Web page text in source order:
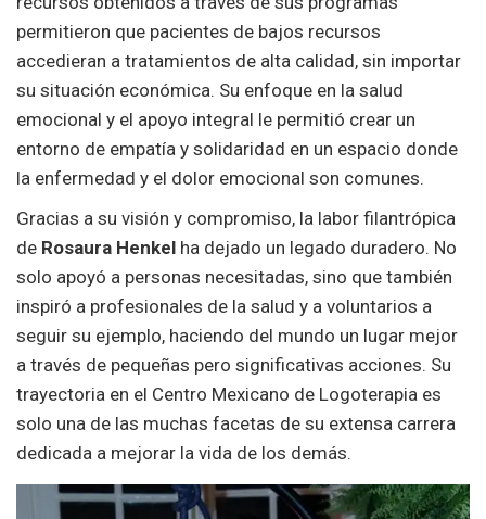
permitieron que pacientes de bajos recursos
accedieran a tratamientos de alta calidad, sin importar
su situación económica. Su enfoque en la salud
emocional y el apoyo integral le permitió crear un
entorno de empatía y solidaridad en un espacio donde
la enfermedad y el dolor emocional son comunes.
Gracias a su visión y compromiso, la labor filantrópica
de Rosaura Henkel ha dejado un legado duradero. No
solo apoyó a personas necesitadas, sino que también
inspiró a profesionales de la salud y a voluntarios a
seguir su ejemplo, haciendo del mundo un lugar mejor
a través de pequeñas pero significativas acciones. Su
trayectoria en el Centro Mexicano de Logoterapia es
solo una de las muchas facetas de su extensa carrera
dedicada a mejorar la vida de los demás.